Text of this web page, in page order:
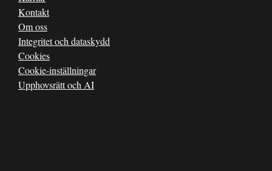
Kontakt
Om oss
Integritet och dataskydd
Cookies
Cookie-inställningar
Upphovsrätt och AI